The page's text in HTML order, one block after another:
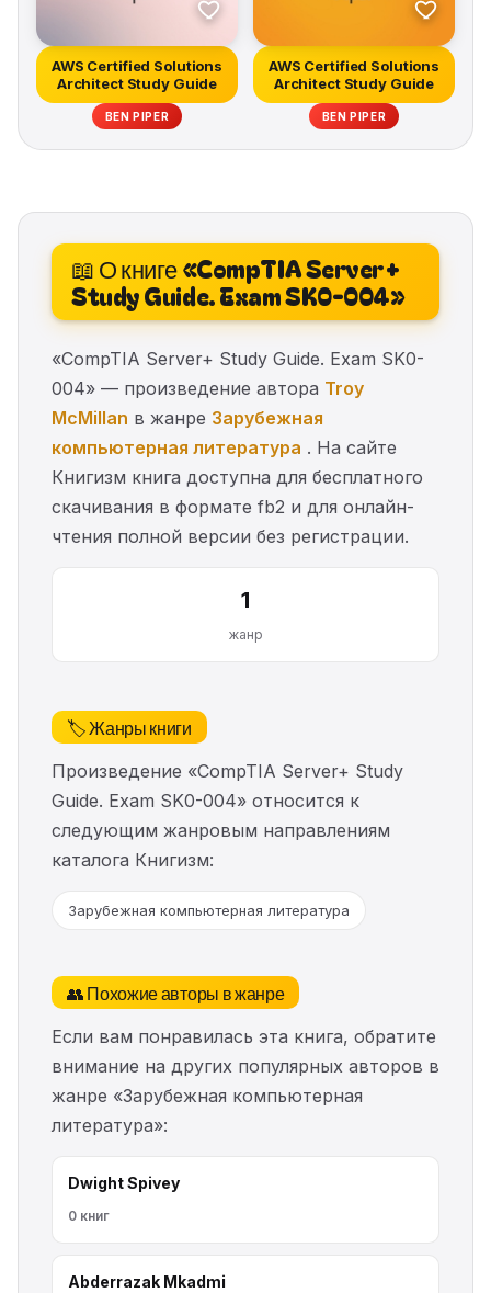
AWS Certified Solutions
Architect Study Guide
BEN PIPER
AWS Certified Solutions
Architect Study Guide
BEN PIPER
📖 О книге «CompTIA Server+
Study Guide. Exam SK0-004»
«CompTIA Server+ Study Guide. Exam SK0-
004» — произведение автора Troy
McMillan в жанре Зарубежная
компьютерная литература . На сайте
Книгизм книга доступна для бесплатного
скачивания в формате fb2 и для онлайн-
чтения полной версии без регистрации.
1
жанр
🏷️ Жанры книги
Произведение «CompTIA Server+ Study
Guide. Exam SK0-004» относится к
следующим жанровым направлениям
каталога Книгизм:
Зарубежная компьютерная литература
👥 Похожие авторы в жанре
Если вам понравилась эта книга, обратите
внимание на других популярных авторов в
жанре «Зарубежная компьютерная
литература»:
Dwight Spivey
0 книг
Abderrazak Mkadmi